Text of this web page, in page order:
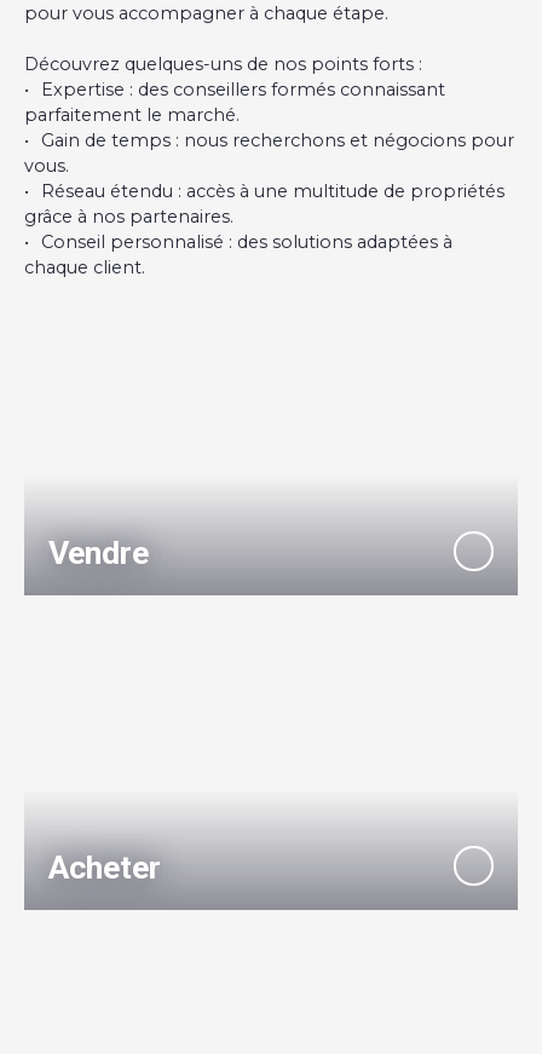
pour vous accompagner à chaque étape.
Découvrez quelques-uns de nos points forts :
Expertise : des conseillers formés connaissant
parfaitement le marché.
Gain de temps : nous recherchons et négocions pour
vous.
Réseau étendu : accès à une multitude de propriétés
grâce à nos partenaires.
Conseil personnalisé : des solutions adaptées à
chaque client.
Vendre
Acheter